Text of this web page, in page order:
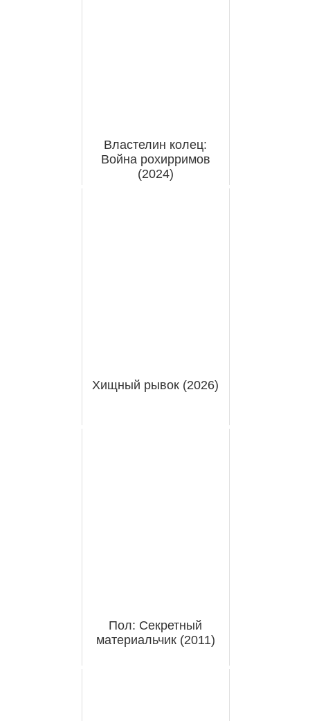
Властелин колец:
Война рохирримов
(2024)
Хищный рывок (2026)
Пол: Секретный
материальчик (2011)